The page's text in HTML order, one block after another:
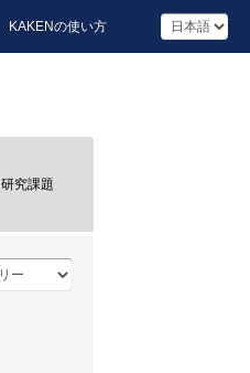
KAKENの使い方
研究課題